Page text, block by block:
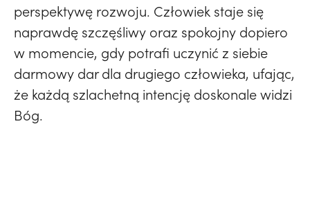
perspektywę rozwoju. Człowiek staje się
naprawdę szczęśliwy oraz spokojny dopiero
w momencie, gdy potrafi uczynić z siebie
darmowy dar dla drugiego człowieka, ufając,
że każdą szlachetną intencję doskonale widzi
Bóg.